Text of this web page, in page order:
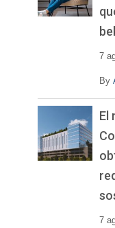
7
By
El
7